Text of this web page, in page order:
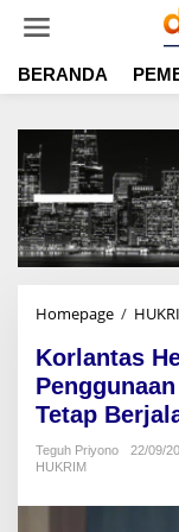
t
BERANDA
Homepage /
Korlantas
Tetap
Teguh Priyono
22/09/
HUKRIM